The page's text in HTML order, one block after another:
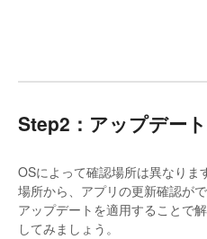
Step2：アップデー
OSによって確認場所は異なり
場所から、アプリの更新確認が
アップデートを適用することで
してみましょう。